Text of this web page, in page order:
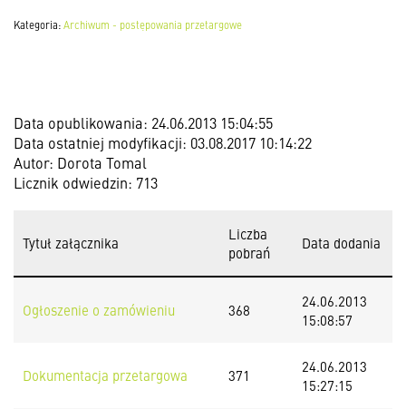
Kategoria:Archiwum - postępowania przetargowe
Data opublikowania: 24.06.2013 15:04:55
Data ostatniej modyfikacji: 03.08.2017 10:14:22
Autor: Dorota Tomal
Licznik odwiedzin: 713
Tytuł załącznika
Liczba
pobrań
Data dodania
Ogłoszenie o zamówieniu 368
24.06.2013
15:08:57
Dokumentacja przetargowa 371
24.06.2013
15:27:15